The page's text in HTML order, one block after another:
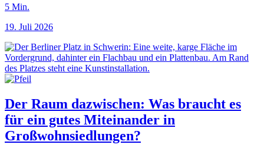
5 Min.
19. Juli 2026
Der Raum dazwischen: Was braucht es
für ein gutes Miteinander in
Großwohnsiedlungen?